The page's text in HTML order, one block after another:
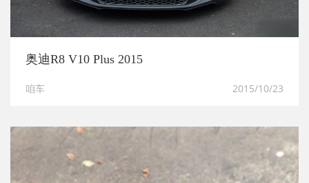
奥迪R8 V10 Plus 2015
咱车 2015/10/23